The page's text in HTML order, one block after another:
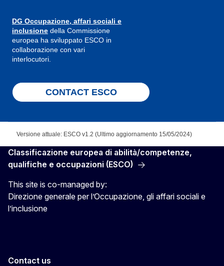
DG Occupazione, affari sociali e
inclusione della Commissione
europea ha sviluppato ESCO in
collaborazione con vari
interlocutori.
CONTACT ESCO
Versione attuale: ESCO v1.2 (Ultimo aggiornamento 15/05/2024)
Classificazione europea di abilità/competenze,
qualifiche e occupazioni (ESCO)
This site is co-managed by:
Direzione generale per l’Occupazione, gli affari sociali e
l’inclusione
Contact us